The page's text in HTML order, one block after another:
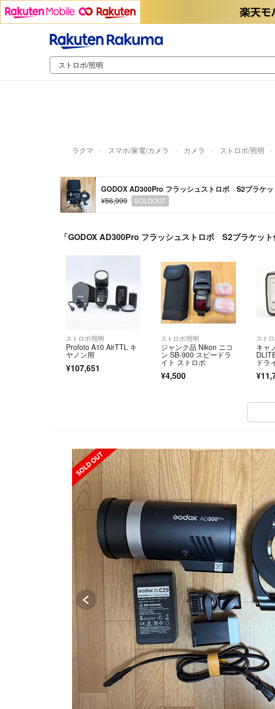
ラクマ スマホ/家電/カメラ カメラ ストロボ/照明
GODOX AD300Pro フラッシュストロボ S2ブラケッ
¥56,999
SOLDOUT
「GODOX AD300Pro フラッシュストロボ S2ブラケッ
ストロボ/照明
Profoto A10 AirTTL キ
ヤノン用
¥107,651
ストロボ/照明
ジャンク品 Nikon ニコ
ン SB-900 スピードラ
イト ストロボ
¥4,500
スト
キャ
ドラ
SOLD OUT